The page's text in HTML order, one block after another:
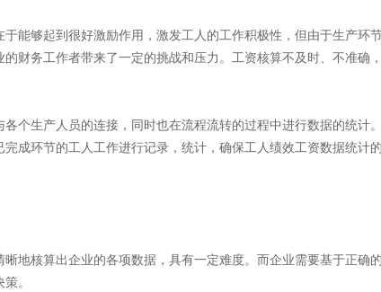
够起到很好激励作用，激发工人的工作积极性，但由于生产环
财务工作者带来了一定的挑战和压力。工资核算不及时、不准确
生产人员的连接，同时也在流程流转的过程中进行数据的统计
成环节的工人工作进行记录，统计，确保工人绩效工资数据统计
核算出企业的各项数据，具有一定难度。而企业需要基于正确
。